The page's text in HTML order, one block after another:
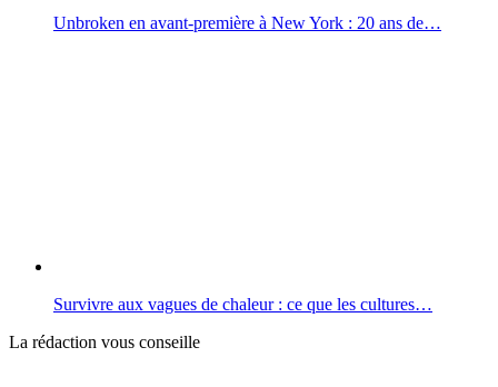
Unbroken en avant-première à New York : 20 ans de…
Survivre aux vagues de chaleur : ce que les cultures…
La rédaction vous conseille